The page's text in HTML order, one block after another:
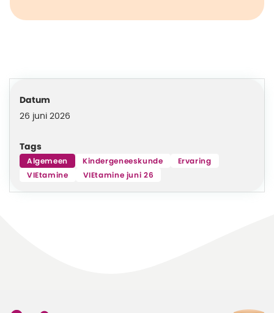
Datum
26 juni 2026
Tags
Algemeen Kindergeneeskunde
Ervaring
VIEtamine
VIEtamine juni 26